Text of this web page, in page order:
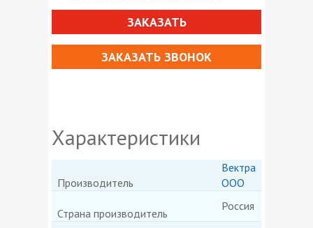
ЗАКАЗАТЬ
ЗАКАЗАТЬ ЗВОНОК
Характеристики
Производитель
Вектра
ООО
Страна производитель
Россия